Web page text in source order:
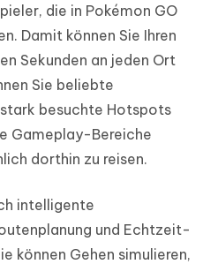
die in Pokémon GO
Damit können Sie Ihren
Sekunden an jeden Ort
Sie beliebte
besuchte Hotspots
Gameplay-Bereiche
dorthin zu reisen.
intelligente
und Echtzeit-
können Gehen simulieren,